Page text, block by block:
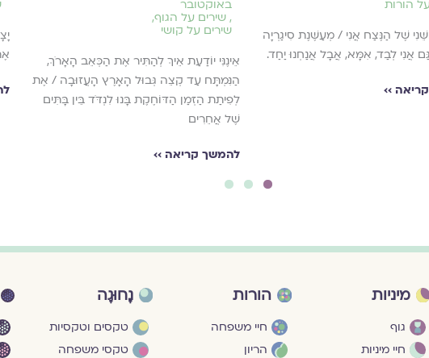
הורות
שֶׁל הַנֶּצַח אֲנִי / מְעַשֶּׁנֶת סִיגַרְיָה
אֲנִי לְבַד, אִמָּא, אֲבָל אֲנַחְנוּ יַחַד.
››
באוקטובר
, שירים על הגוף,
שירים על קושי
אֵינֶנִּי יוֹדַעַת אֵיךְ לְהַתִּיר אֶת הַכְּאֵב הָאָרֹךְ,
הַנִּמְתָּח עַד קְצֵה גְּבוּל הָאָרֶץ הָעֲזוּבָה / אֶת
לְפִיתַת הַזְּמַן הַדּוֹחֶקֶת בָּנוּ לִנְדֹּד בֵּין בָּתִּים
שֶׁל אֲחֵרִים
להמשך קריאה ››
1
מיניות
גוף
חיי מיניות
הורות
חיי משפחה
הריון
נָחוּגָה
טקסים וטקסיות
טקסי משפחה